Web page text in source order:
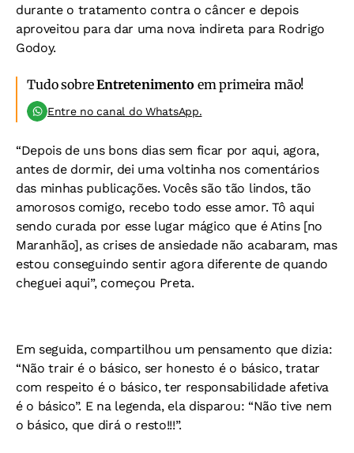
durante o tratamento contra o câncer e depois
aproveitou para dar uma nova indireta para Rodrigo
Godoy.
Tudo sobreEntretenimento em primeira mão!
Entre no canal do WhatsApp.
“Depois de uns bons dias sem ficar por aqui, agora,
antes de dormir, dei uma voltinha nos comentários
das minhas publicações. Vocês são tão lindos, tão
amorosos comigo, recebo todo esse amor. Tô aqui
sendo curada por esse lugar mágico que é Atins [no
Maranhão], as crises de ansiedade não acabaram, mas
estou conseguindo sentir agora diferente de quando
cheguei aqui”, começou Preta.
Em seguida, compartilhou um pensamento que dizia:
“Não trair é o básico, ser honesto é o básico, tratar
com respeito é o básico, ter responsabilidade afetiva
é o básico”. E na legenda, ela disparou: “Não tive nem
o básico, que dirá o resto!!!”.